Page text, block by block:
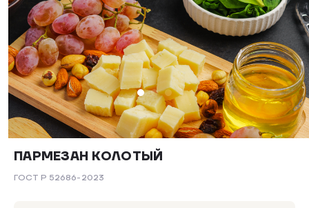
ПАРМЕЗАН КОЛОТЫЙ
ГОСТ Р 52686-2023